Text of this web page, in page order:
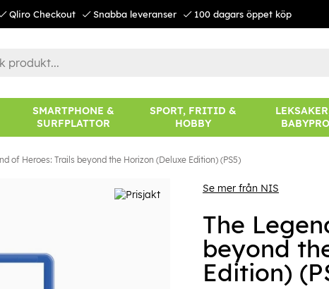
Qliro Checkout Snabba leveranser 100 dagars öppet köp
SMARTPHONE &
SURFPLATTOR
SPORT, FRITID &
HOBBY
of Heroes: Trails beyond the Horizon (Deluxe Edition) (PS5)
Se mer från NIS
The
beyond
Edition)